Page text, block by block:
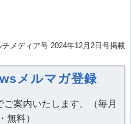
メディア号 2024年12月2日号掲載
メルマガ登録
案内いたします。（毎月
無料）